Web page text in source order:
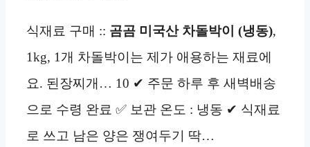
식재료 구매 :: 곰곰 미국산 차돌박이 (냉동),
1kg, 1개 차돌박이는 제가 애용하는 재료에
요. 된장찌개… 10 ✔ 주문 하루 후 새벽배송
으로 수령 완료 ✅ 보관 온도 : 냉동 ✔ 식재료
로 쓰고 남은 양은 쟁여두기 딱…